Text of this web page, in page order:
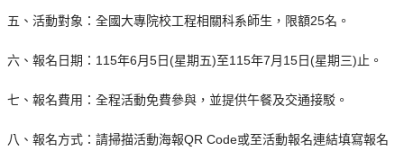
五、活動對象：全國大專院校工程相關科系師生，限額25名。
六、報名日期：115年6月5日(星期五)至115年7月15日(星期三)止。
七、報名費用：全程活動免費參與，並提供午餐及交通接駁。
八、報名方式：請掃描活動海報QR Code或至活動報名連結填寫報名